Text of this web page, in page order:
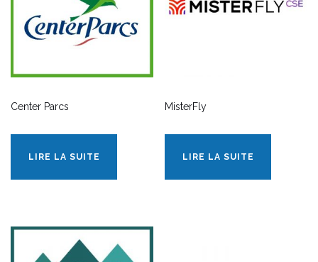
Center Parcs
LIRE LA SUITE
MisterFly
LIRE LA SUITE